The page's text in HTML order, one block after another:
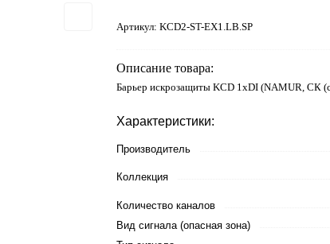
Артикул: KCD2-ST-EX1.LB.SP
Описание товара:
Барьер искрозащиты KCD 1хDI (NAMUR, СК
Характеристики:
Производитель
Коллекция
Количество каналов
Вид сигнала (опасная зона)